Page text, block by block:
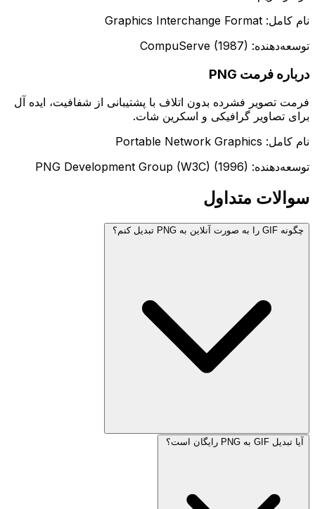
نام کامل: Graphics Interchange Format
توسعه‌دهنده: CompuServe (1987)
درباره فرمت PNG
فرمت تصویر فشرده بدون اتلاف با پشتیبانی از شفافیت، ایده آل
برای تصاویر گرافیکی و اسکرین شات.
نام کامل: Portable Network Graphics
توسعه‌دهنده: PNG Development Group (W3C) (1996)
سوالات متداول
چگونه GIF را به صورت آنلاین به PNG تبدیل کنم؟
آیا تبدیل GIF به PNG رایگان است؟